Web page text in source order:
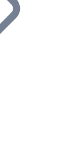
e comercialize
serviço de